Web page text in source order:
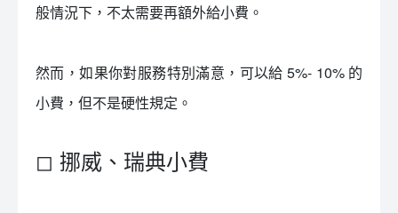
般情況下，不太需要再額外給小費。
然而，如果你對服務特別滿意，可以給 5%- 10% 的
小費，但不是硬性規定。
◻ 挪威、瑞典小費